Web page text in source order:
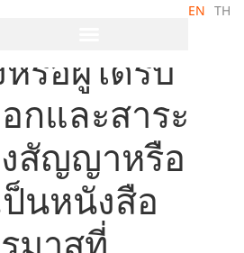
EN TH
ผู้ชนะการจัด
รือผู้ได้รับ
กและสาระ
สัญญาหรือ
นหนังสือ